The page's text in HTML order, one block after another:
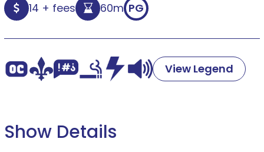
14 + fees 60m PG
View Legend
Show Details